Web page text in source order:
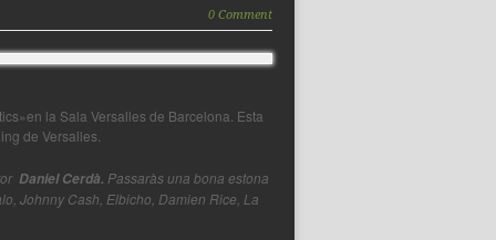
0 Comment
la Sala Versalles de Barcelona. Esta
de Versalles.
Daniel Cerdà. Passaràs una bona estona
Johnny Cash, Elbicho, Damien Rice, La